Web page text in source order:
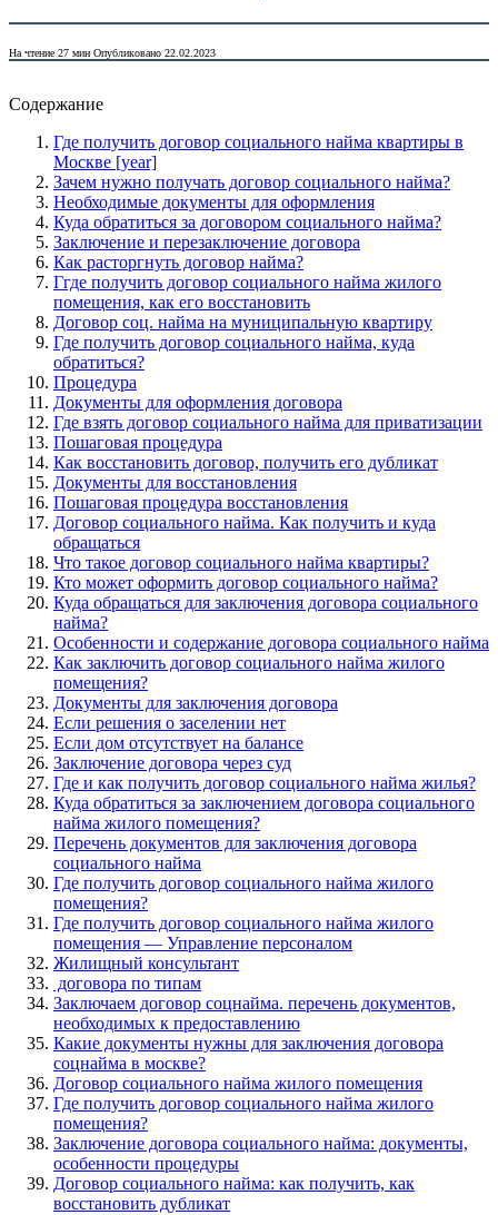
На чтение 27 мин Опубликовано 22.02.2023
Содержание
Где получить договор социального найма квартиры в
Москве [year]
Зачем нужно получать договор социального найма?
Необходимые документы для оформления
Куда обратиться за договором социального найма?
Заключение и перезаключение договора
Как расторгнуть договор найма?
Ггде получить договор социального найма жилого
помещения, как его восстановить
Договор соц. найма на муниципальную квартиру
Где получить договор социального найма, куда
обратиться?
Процедура
Документы для оформления договора
Где взять договор социального найма для приватизации
Пошаговая процедура
Как восстановить договор, получить его дубликат
Документы для восстановления
Пошаговая процедура восстановления
Договор социального найма. Как получить и куда
обращаться
Что такое договор социального найма квартиры?
Кто может оформить договор социального найма?
Куда обращаться для заключения договора социального
найма?
Особенности и содержание договора социального найма
Как заключить договор социального найма жилого
помещения?
Документы для заключения договора
Если решения о заселении нет
Если дом отсутствует на балансе
Заключение договора через суд
Где и как получить договор социального найма жилья?
Куда обратиться за заключением договора социального
найма жилого помещения?
Перечень документов для заключения договора
социального найма
Где получить договор социального найма жилого
помещения?
Где получить договор социального найма жилого
помещения — Управление персоналом
Жилищный консультант
договора по типам
Заключаем договор соцнайма. перечень документов,
необходимых к предоставлению
Какие документы нужны для заключения договора
соцнайма в москве?
Договор социального найма жилого помещения
Где получить договор социального найма жилого
помещения?
Заключение договора социального найма: документы,
особенности процедуры
Договор социального найма: как получить, как
восстановить дубликат